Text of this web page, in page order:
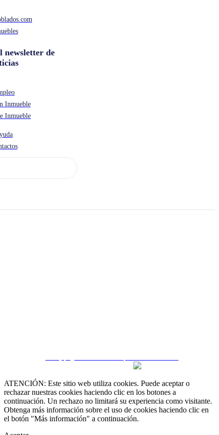
newsletter de
Inmueble
Inmueble
ATENCIÓN: Este sitio web utiliza cookies. Puede aceptar o
rechazar nuestras cookies haciendo clic en los botones a
continuación. Un rechazo no limitará su experiencia como visitante.
Obtenga más información sobre el uso de cookies haciendo clic en
el botón "Más información" a continuación.